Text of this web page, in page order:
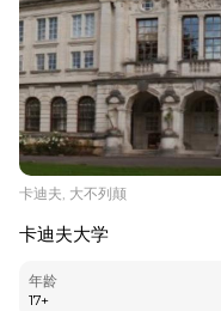
卡迪夫, 大不列颠
卡迪夫大学
年龄
17+